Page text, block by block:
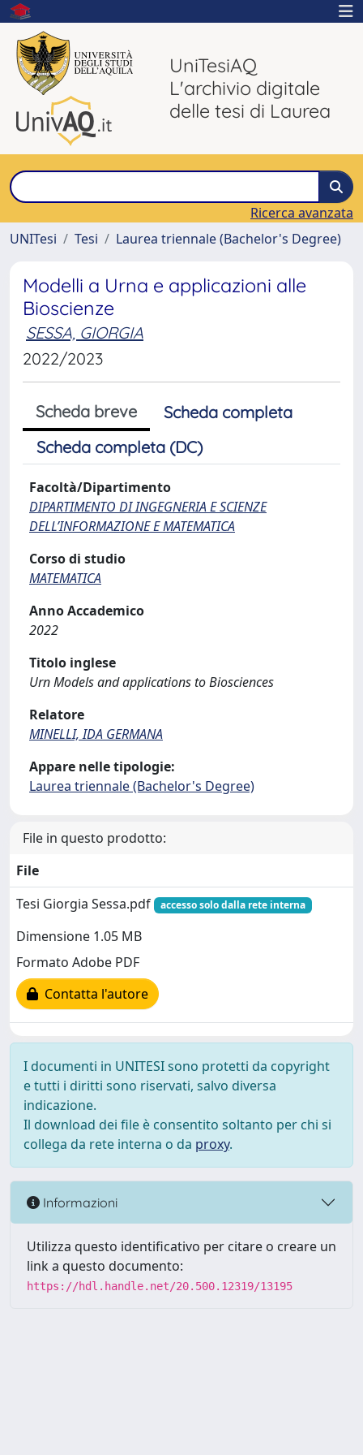
UniTesiAQ
L'archivio digitale
delle tesi di Laurea
Ricerca avanzata
UNITesi
Tesi Laurea triennale (Bachelor's Degree)
Modelli a Urna e applicazioni alle
Bioscienze
SESSA, GIORGIA
2022/2023
Scheda breve
Scheda completa
Scheda completa (DC)
Facoltà/Dipartimento
DIPARTIMENTO DI INGEGNERIA E SCIENZE
DELL’INFORMAZIONE E MATEMATICA
Corso di studio
MATEMATICA
Anno Accademico
2022
Titolo inglese
Urn Models and applications to Biosciences
Relatore
MINELLI, IDA GERMANA
Appare nelle tipologie:
Laurea triennale (Bachelor's Degree)
File in questo prodotto:
File
Tesi Giorgia Sessa.pdf
accesso solo dalla rete interna
Dimensione 1.05 MB
Formato Adobe PDF
Contatta l'autore
I documenti in UNITESI sono protetti da copyright
e tutti i diritti sono riservati, salvo diversa
indicazione.
Il download dei file è consentito soltanto per chi si
collega da rete interna o da proxy.
Informazioni
Utilizza questo identificativo per citare o creare un
link a questo documento:
https://hdl.handle.net/20.500.12319/13195